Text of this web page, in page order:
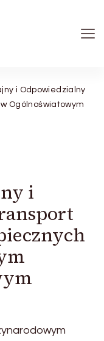
i Odpowiedzialny
Ogólnoświatowym
i